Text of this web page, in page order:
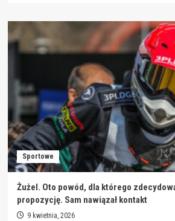
Sportowe
Żużel. Oto powód, dla którego
propozycję. Sam nawiązał kontakt
9 kwietnia, 2026